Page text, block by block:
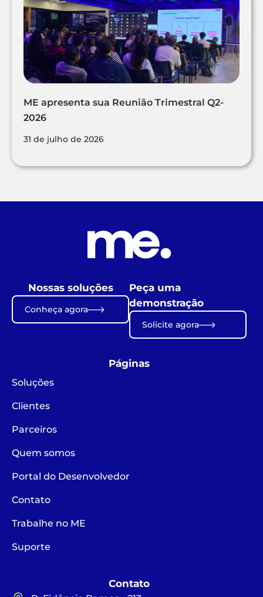
ME apresenta sua Reunião Trimestral Q2-
2026
31 de julho de 2026
Nossas soluções
Conheça agora
Peça uma
demonstração
Solicite agora
Páginas
Soluções
Clientes
Parceiros
Quem somos
Portal do Desenvolvedor
Contato
Trabalhe no ME
Suporte
Contato